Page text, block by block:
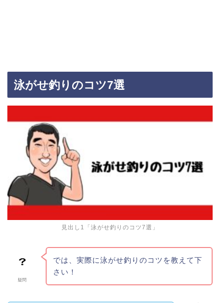
泳がせ釣りのコツ7選
見出し1「泳がせ釣りのコツ7選」
疑問
では、実際に泳がせ釣りのコツを教えて下
さい！